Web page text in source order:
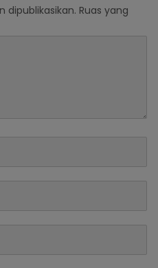
dipublikasikan. Ruas yang